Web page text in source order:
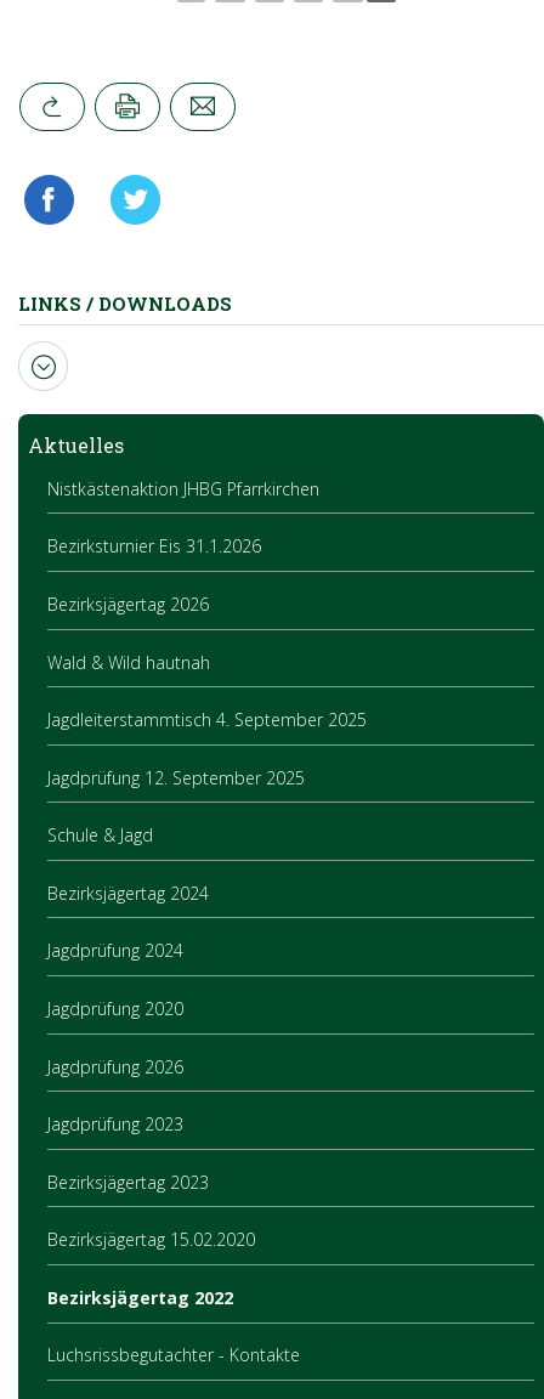
LINKS / DOWNLOADS
Aktuelles
Nistkästenaktion JHBG Pfarrkirchen
Bezirksturnier Eis 31.1.2026
Bezirksjägertag 2026
Wald & Wild hautnah
Jagdleiterstammtisch 4. September 2025
Jagdprüfung 12. September 2025
Schule & Jagd
Bezirksjägertag 2024
Jagdprüfung 2024
Jagdprüfung 2020
Jagdprüfung 2026
Jagdprüfung 2023
Bezirksjägertag 2023
Bezirksjägertag 15.02.2020
Bezirksjägertag 2022
Luchsrissbegutachter - Kontakte